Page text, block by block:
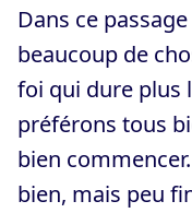
Dans ce
beaucoup de
foi qui dure plus
préférons tous
bien
bien, mais peu